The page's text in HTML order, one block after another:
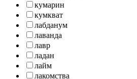
кумарин
кумкват
лабданум
лаванда
лавр
ладан
лайм
лакомства